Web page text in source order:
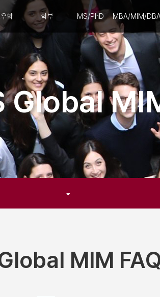
회 학부 MS/PhD MBA/MIM/
Global
MIM